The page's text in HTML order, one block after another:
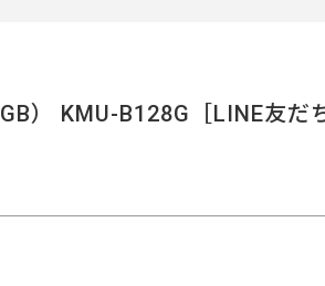
） KMU-B128G［LINE友だ